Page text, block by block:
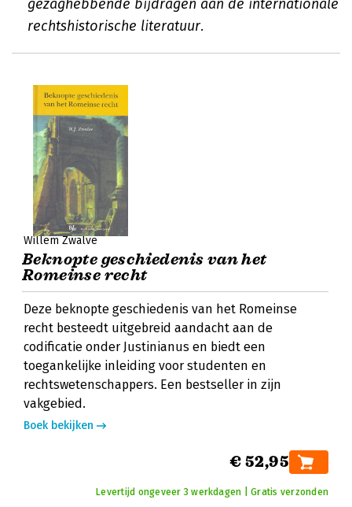
gezaghebbende bijdragen aan de internationale
rechtshistorische literatuur.
Willem Zwalve
Beknopte geschiedenis van het
Romeinse recht
Deze beknopte geschiedenis van het Romeinse
recht besteedt uitgebreid aandacht aan de
codificatie onder Justinianus en biedt een
toegankelijke inleiding voor studenten en
rechtswetenschappers. Een bestseller in zijn
vakgebied.
Boek bekijken
€ 52,95
Levertijd ongeveer 3 werkdagen | Gratis verzonden